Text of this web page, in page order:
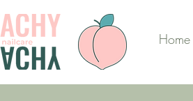
Home